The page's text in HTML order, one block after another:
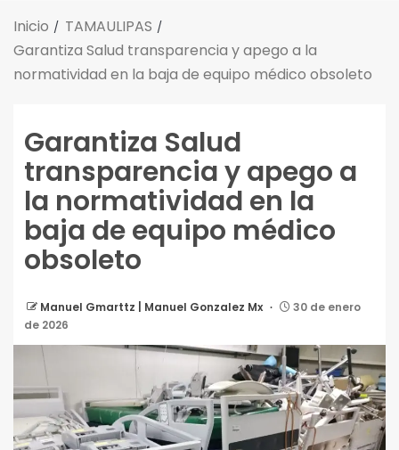
Inicio
TAMAULIPAS
Garantiza Salud transparencia y apego a la
normatividad en la baja de equipo médico obsoleto
Garantiza Salud
transparencia y apego a
la normatividad en la
baja de equipo médico
obsoleto
Manuel Gmarttz | Manuel Gonzalez Mx
30 de enero
de 2026